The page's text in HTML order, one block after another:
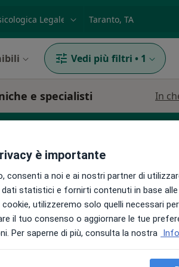
Vedi più filtri • 1
e specialisti In
clinico
Oggi
7 Ago
Domani
8 Ago
è importante
consenti a noi e ai nostri partner di
statistici e fornirti contenuti in base alle
utilizzeremo solo quelli necessari
il tuo consenso o aggiornare le tue
Per saperne di più, consulta la nostra